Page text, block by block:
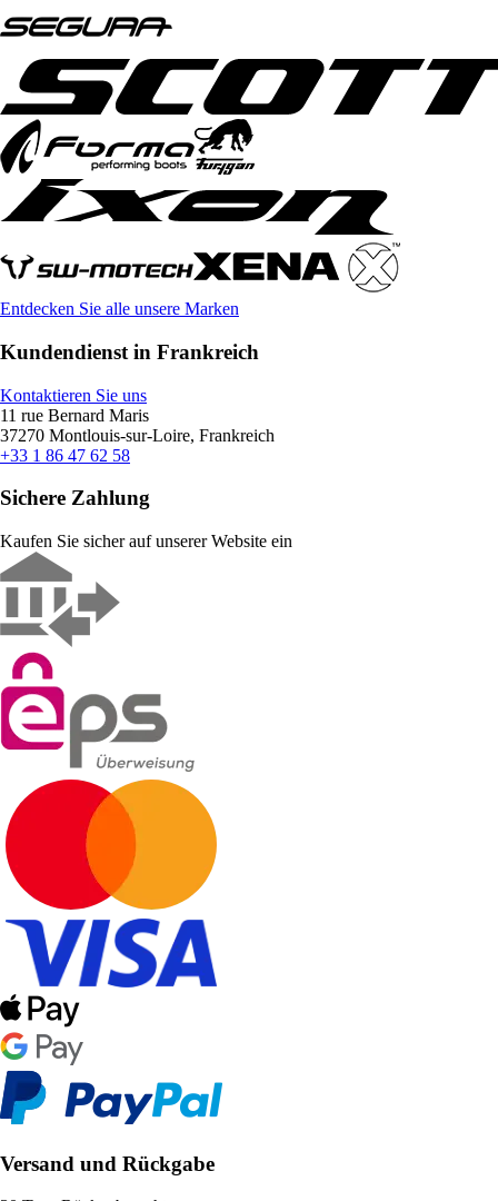
Entdecken Sie alle unsere Marken
Kundendienst in Frankreich
Kontaktieren Sie uns
11 rue Bernard Maris
37270 Montlouis-sur-Loire, Frankreich
+33 1 86 47 62 58
Sichere Zahlung
Kaufen Sie sicher auf unserer Website ein
Versand und Rückgabe